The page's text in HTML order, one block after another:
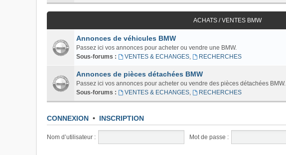
ACHATS / VENTES BMW
Annonces de véhicules BMW
Passez ici vos annonces pour acheter ou vendre une BMW.
Sous-forums :
VENTES & ECHANGES, RECHERCHES
Annonces de pièces détachées BMW
Passez ici vos annonces pour acheter ou vendre des pièces détachées BMW.
Sous-forums :
VENTES & ECHANGES, RECHERCHES
CONNEXION • INSCRIPTION
Nom d’utilisateur : Mot de passe :